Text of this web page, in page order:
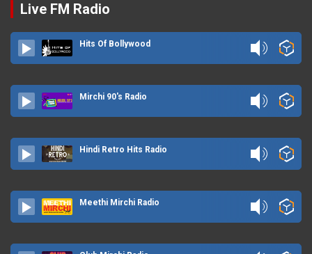
Live FM Radio
Hits Of Bollywood
Mirchi 90's Radio
Hindi Retro Hits Radio
Meethi Mirchi Radio